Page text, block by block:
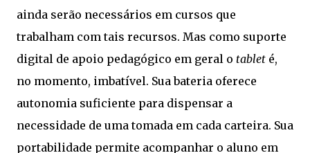
ainda serão necessários em cursos que
trabalham com tais recursos. Mas como suporte
digital de apoio pedagógico em geral o tablet é,
no momento, imbatível. Sua bateria oferece
autonomia suficiente para dispensar a
necessidade de uma tomada em cada carteira. Sua
portabilidade permite acompanhar o aluno em